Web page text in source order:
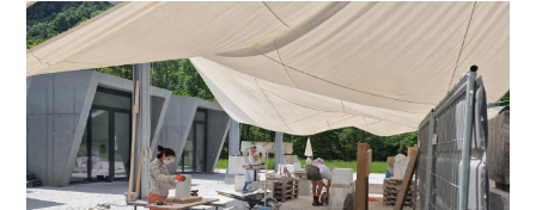
Vermietung
Unterstützung
Media